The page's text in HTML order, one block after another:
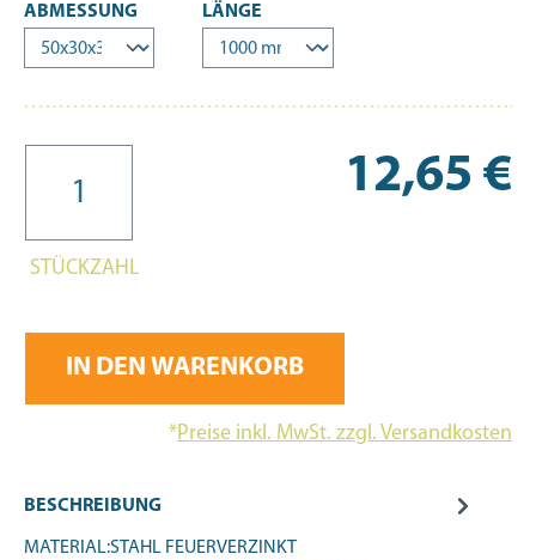
ABMESSUNG AUSWÄHLEN
LÄNGE
12,65 €
STÜCKZAHL
IN DEN WARENKORB
*Preise inkl. MwSt. zzgl. Versandkosten
BESCHREIBUNG
MATERIAL:STAHL FEUERVERZINKT